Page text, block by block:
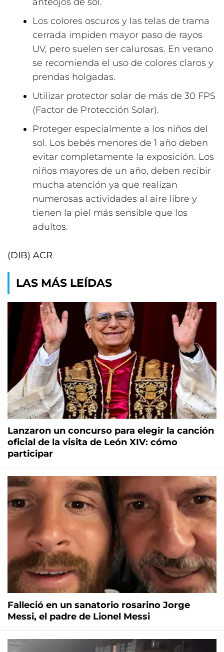
Los colores oscuros y las telas de trama
cerrada impiden mayor paso de rayos
UV, pero suelen ser calurosas. En verano
se recomienda el uso de colores claros y
prendas holgadas.
Utilizar protector solar de más de 30 FPS
(Factor de Protección Solar).
Proteger especialmente a los niños del
sol. Los bebés menores de 1 año deben
evitar completamente la exposición. Los
niños mayores de un año, deben recibir
mucha atención ya que realizan
numerosas actividades al aire libre y
tienen la piel más sensible que los
adultos.
(DIB) ACR
LAS MÁS LEÍDAS
Lanzaron un concurso para elegir la canción
oficial de la visita de León XIV: cómo
participar
Falleció en un sanatorio rosarino Jorge
Messi, el padre de Lionel Messi